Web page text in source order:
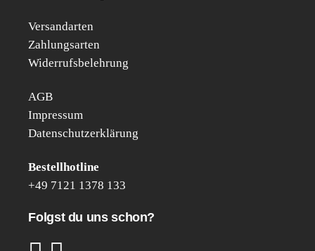
Versandarten
Zahlungsarten
Widerrufsbelehrung
AGB
Impressum
Datenschutzerklärung
Bestell­hot­line
+49 7121 1378 133
Folgst du uns schon?